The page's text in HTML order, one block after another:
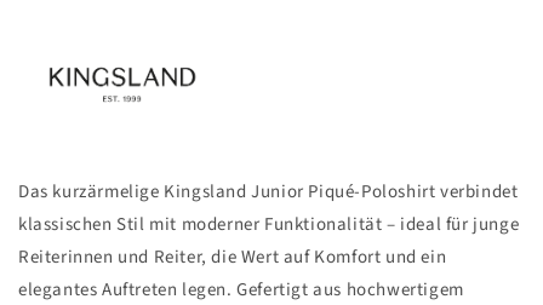
Das kurzärmelige Kingsland Junior Piqué-Poloshirt verbindet
klassischen Stil mit moderner Funktionalität – ideal für junge
Reiterinnen und Reiter, die Wert auf Komfort und ein
elegantes Auftreten legen. Gefertigt aus hochwertigem